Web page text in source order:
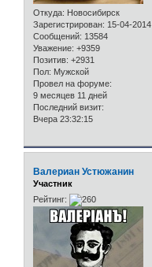
Откуда: Новосибирск
Зарегистрирован: 15-04-2014
Сообщений: 13584
Уважение: +9359
Позитив: +2931
Пол: Мужской
Провел на форуме:
9 месяцев 11 дней
Последний визит:
Вчера 23:32:15
Валериан Устюжанин
Участник
Рейтинг: